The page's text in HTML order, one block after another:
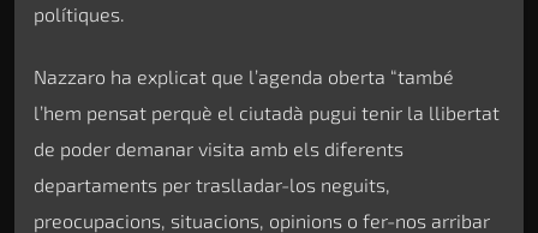
polítiques.
Nazzaro ha explicat que l’agenda oberta “també
l’hem pensat perquè el ciutadà pugui tenir la llibertat
de poder demanar visita amb els diferents
departaments per traslladar-los neguits,
preocupacions, situacions, opinions o fer-nos arribar